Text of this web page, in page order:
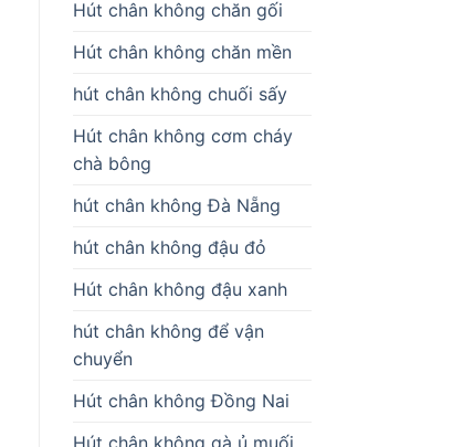
Hút chân không chăn gối
Hút chân không chăn mền
hút chân không chuối sấy
Hút chân không cơm cháy
chà bông
hút chân không Đà Nẵng
hút chân không đậu đỏ
Hút chân không đậu xanh
hút chân không để vận
chuyển
Hút chân không Đồng Nai
Hút chân không gà ủ muối